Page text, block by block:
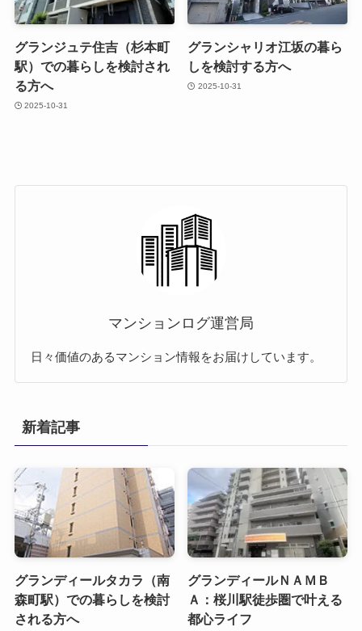
グランジュテ住吉（杉本町
駅）での暮らしを検討され
る方へ
2025-10-31
グランシャリオ江坂の暮ら
しを検討する方へ
2025-10-31
マンションログ運営局
日々価値のあるマンション情報をお届けしています。
新着記事
グランディールタカラ（南
森町駅）での暮らしを検討
される方へ
グランディールＮＡＭＢ
Ａ：桜川駅徒歩圏で叶える
都心ライフ